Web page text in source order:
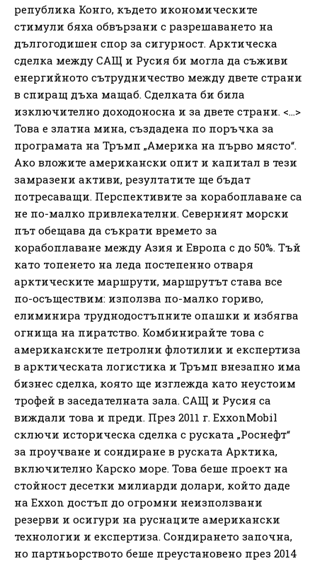
република Конго, където икономическите
стимули бяха обвързани с разрешаването на
дългогодишен спор за сигурност. Арктическа
сделка между САЩ и Русия би могла да съживи
енергийното сътрудничество между двете страни
в спиращ дъха мащаб. Сделката би била
изключително доходоносна и за двете страни. <…>
Това е златна мина, създадена по поръчка за
програмата на Тръмп „Америка на първо място“.
Ако вложите американски опит и капитал в тези
замразени активи, резултатите ще бъдат
потресаващи. Перспективите за корабоплаване са
не по-малко привлекателни. Северният морски
път обещава да съкрати времето за
корабоплаване между Азия и Европа с до 50%. Тъй
като топенето на леда постепенно отваря
арктическите маршрути, маршрутът става все
по-осъществим: използва по-малко гориво,
елиминира труднодостъпните опашки и избягва
огнища на пиратство. Комбинирайте това с
американските петролни флотилии и експертиза
в арктическата логистика и Тръмп внезапно има
бизнес сделка, която ще изглежда като неустоим
трофей в заседателната зала. САЩ и Русия са
виждали това и преди. През 2011 г. ExxonMobil
сключи историческа сделка с руската „Роснефт“
за проучване и сондиране в руската Арктика,
включително Карско море. Това беше проект на
стойност десетки милиарди долари, който даде
на Exxon достъп до огромни неизползвани
резерви и осигури на руснаците американски
технологии и експертиза. Сондирането започна,
но партньорството беше преустановено през 2014